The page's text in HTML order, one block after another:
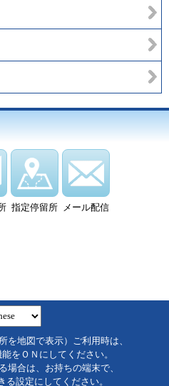
指定停留所 メール配信
を地図で表示）ご利用時は、
をＯＮにしてください。
場合は、お持ちの端末で、
設定にしてください。